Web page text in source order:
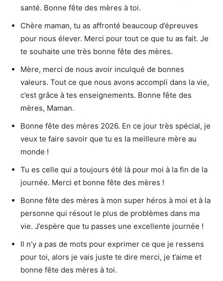
santé. Bonne fête des mères à toi.
Chère maman, tu as affronté beaucoup d’épreuves
pour nous élever. Merci pour tout ce que tu as fait. Je
te souhaite une très bonne fête des mères.
Mère, merci de nous avoir inculqué de bonnes
valeurs. Tout ce que nous avons accompli dans la vie,
c’est grâce à tes enseignements. Bonne fête des
mères, Maman.
Bonne fête des mères 2026. En ce jour très spécial, je
veux te faire savoir que tu es la meilleure mère au
monde !
Tu es celle qui a toujours été là pour moi à la fin de la
journée. Merci et bonne fête des mères !
Bonne fête des mères à mon super héros à moi et à la
personne qui résout le plus de problèmes dans ma
vie. J’espère que tu passes une excellente journée !
Il n’y a pas de mots pour exprimer ce que je ressens
pour toi, alors je vais juste te dire merci, je t’aime et
bonne fête des mères à toi.